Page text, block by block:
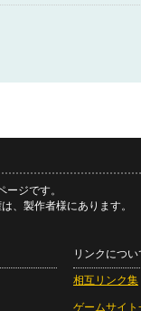
ージです。
、製作者様にあります。
リンクについ
相互リンク集
ゲームサイト